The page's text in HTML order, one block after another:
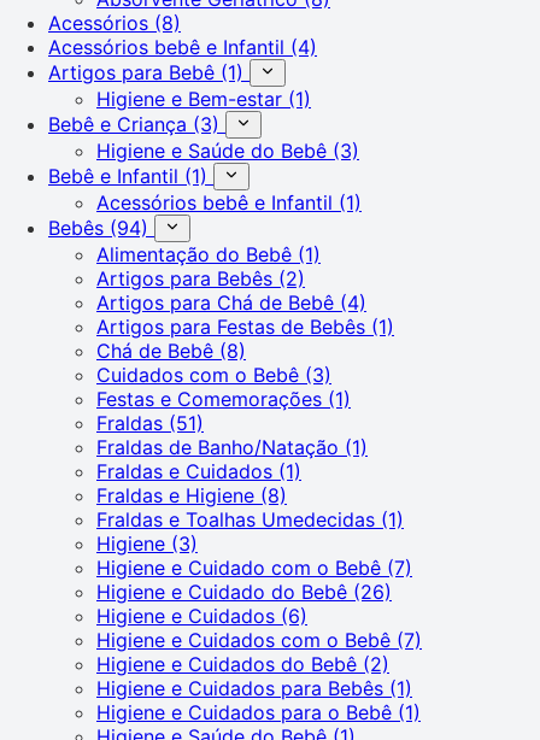
Acessórios (8)
Acessórios bebê e Infantil (4)
Artigos para Bebê (1)
Higiene e Bem-estar (1)
Bebê e Criança (3)
Higiene e Saúde do Bebê (3)
Bebê e Infantil (1)
Acessórios bebê e Infantil (1)
Bebês (94)
Alimentação do Bebê (1)
Artigos para Bebês (2)
Artigos para Chá de Bebê (4)
Artigos para Festas de Bebês (1)
Chá de Bebê (8)
Cuidados com o Bebê (3)
Festas e Comemorações (1)
Fraldas (51)
Fraldas de Banho/Natação (1)
Fraldas e Cuidados (1)
Fraldas e Higiene (8)
Fraldas e Toalhas Umedecidas (1)
Higiene (3)
Higiene e Cuidado com o Bebê (7)
Higiene e Cuidado do Bebê (26)
Higiene e Cuidados (6)
Higiene e Cuidados com o Bebê (7)
Higiene e Cuidados do Bebê (2)
Higiene e Cuidados para Bebês (1)
Higiene e Cuidados para o Bebê (1)